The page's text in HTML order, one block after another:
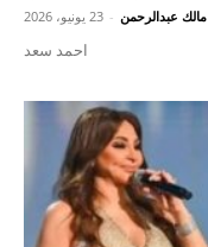
مالك عبدالرحمن - 23 يونيو، 2026
احمد سعد